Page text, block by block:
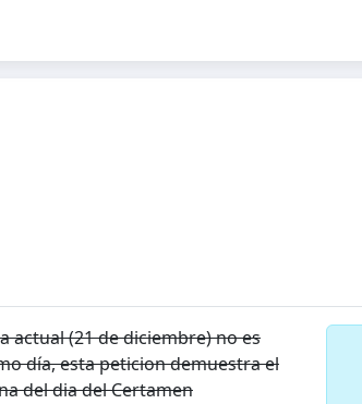
actual (21 de diciembre) no es
día, esta peticion demuestra el
del dia del Certamen